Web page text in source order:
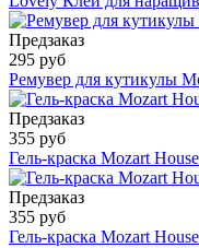
Предзаказ
295 руб
Ремувер для кутикулы
Предзаказ
355 руб
Гель-краска Mozart
Предзаказ
355 руб
Гель-краска Mozart